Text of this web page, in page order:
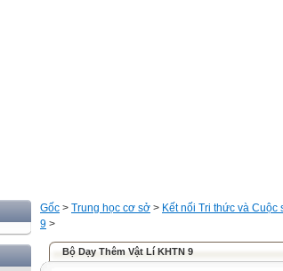
Gốc > Trung học cơ sở > Kết nối Tri thức và Cuộc
9 >
Bộ Dạy Thêm Vật Lí KHTN 9